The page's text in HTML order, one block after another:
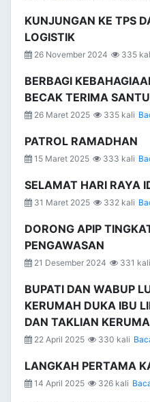
KUNJUNGAN KE TPS
LOGISTIK
26 November 2024 335
BERBAGI
BECAK TERIMA
26 Maret 2025 335 kali
PATROL RAMADHAN
15 Maret 2025 333 kali
SELAMAT HARI RAYA
31 Maret 2025 332 kali
DORONG APIP
PENGAWASAN
21 Desember 2024 331 kali
BUPATI DAN WABUP
KERUMAH DUKA IBU
DAN TAKLIAN
22 April 2025 330 kali
LANGKAH PERTAMA
14 April 2025 326 kali